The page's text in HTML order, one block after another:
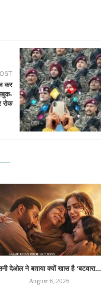
कर
रोक
देओल ने बताया क्यों खास है ‘बटवारा...
August 6, 2026